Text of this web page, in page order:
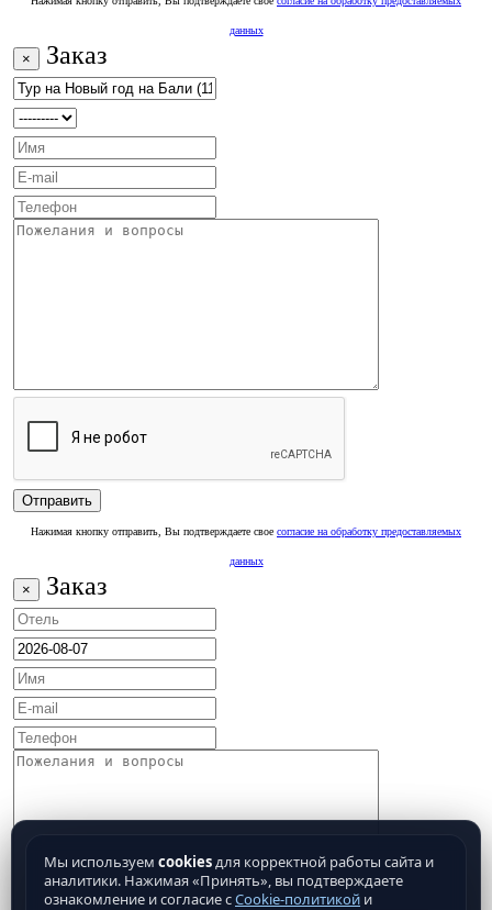
данных
× Заказ
Нажимая кнопку отправить, Вы подтверждаете свое согласие на обработку предоставляемых
данных
× Заказ
Мы используем cookiesдля корректной работы сайта и
аналитики. Нажимая «Принять», вы подтверждаете
ознакомление и согласие сCookie-политикой и